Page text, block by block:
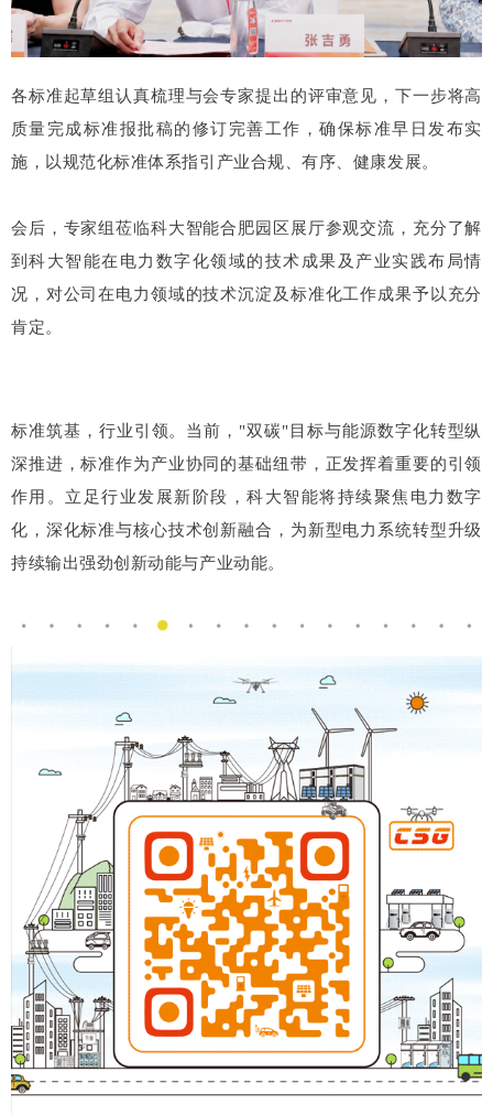
各标准起草组认真梳理与会专家提出的评审意见，下一步将高
质量完成标准报批稿的修订完善工作，确保标准早日发布实
施，以规范化标准体系指引产业合规、有序、健康发展。
会后，专家组莅临科大智能合肥园区展厅参观交流，充分了解
到科大智能在电力数字化领域的技术成果及产业实践布局情
况，对公司在电力领域的技术沉淀及标准化工作成果予以充分
肯定。
标准筑基，行业引领。当前，"双碳"目标与能源数字化转型纵
深推进，标准作为产业协同的基础纽带，正发挥着重要的引领
作用。立足行业发展新阶段，科大智能将持续聚焦电力数字
化，深化标准与核心技术创新融合，为新型电力系统转型升级
持续输出强劲创新动能与产业动能。